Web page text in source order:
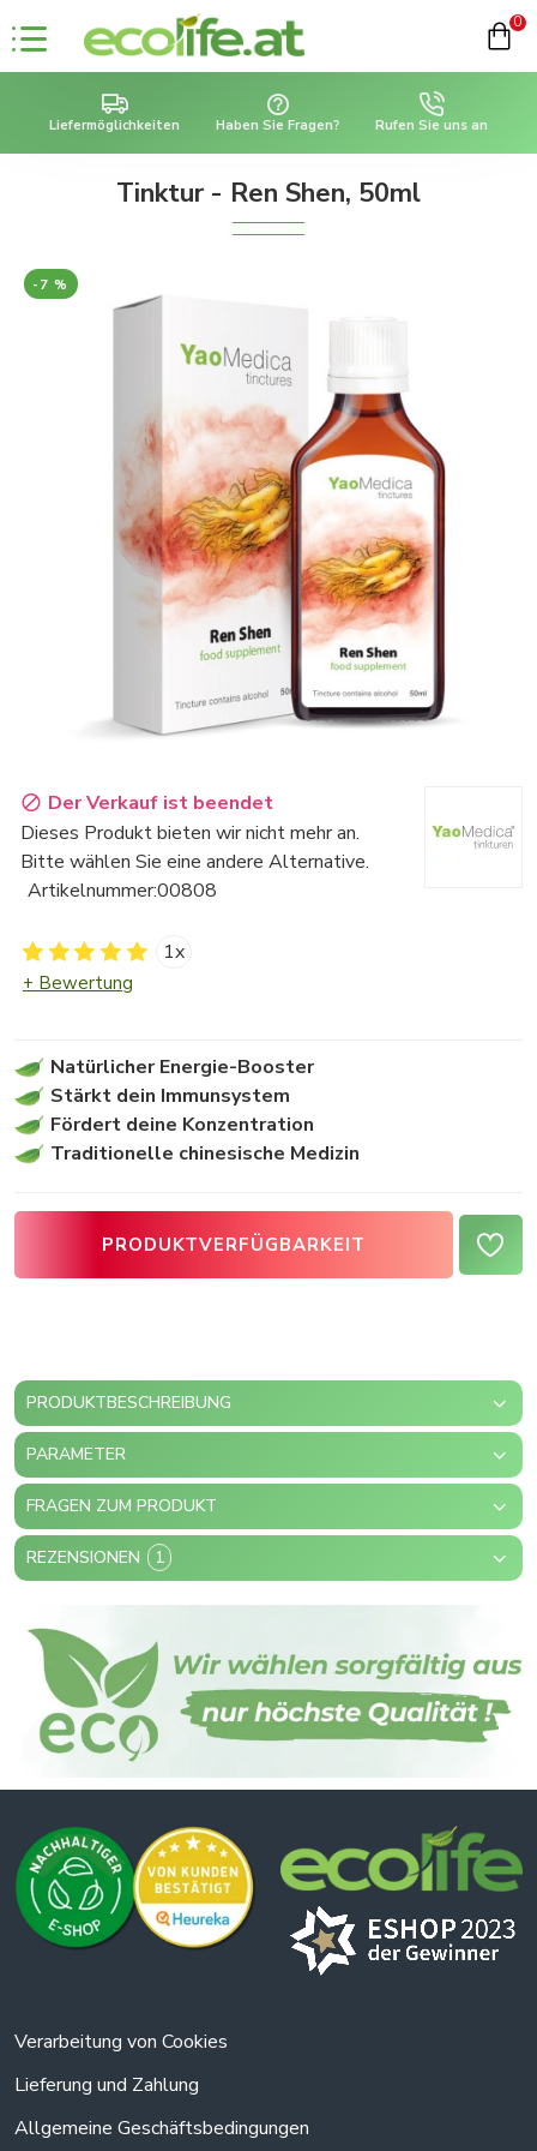
0
Liefermöglichkeiten Haben Sie Fragen? Rufen Sie uns an
Tinktur - Ren Shen, 50ml
-7 %
Der Verkauf ist beendet
Dieses Produkt bieten wir nicht mehr an.
Bitte wählen Sie eine andere Alternative.
Artikelnummer:00808
1x
+ Bewertung
Natürlicher Energie-Booster
Stärkt dein Immunsystem
Fördert deine Konzentration
Traditionelle chinesische Medizin
PRODUKTVERFÜGBARKEIT
PRODUKTBESCHREIBUNG
PARAMETER
FRAGEN ZUM PRODUKT
REZENSIONEN 1
Verarbeitung von Cookies
Lieferung und Zahlung
Allgemeine Geschäftsbedingungen